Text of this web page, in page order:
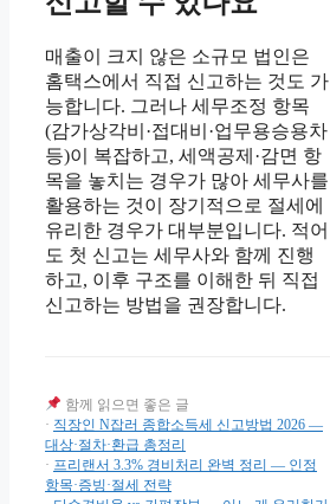
매출이 크지 않은 소규모 법인은
홈택스에서 직접 신고하는 것도 가
능합니다. 그러나 세무조정 항목
(감가상각비·접대비·업무용승용차
등)이 복잡하고, 세액공제·감면 항
목을 놓치는 경우가 많아 세무사를
활용하는 것이 장기적으로 절세에
유리한 경우가 대부분입니다. 적어
도 첫 신고는 세무사와 함께 진행
하고, 이후 구조를 이해한 뒤 직접
신고하는 방법을 권장합니다.
함께 읽으면 좋은 글
· 직장인 N잡러 종합소득세 신고방법 2026 —
대상·절차·환급 총정리
· 프리랜서 3.3% 경비처리 완벽 정리 — 인정
항목·증빙·절세 전략